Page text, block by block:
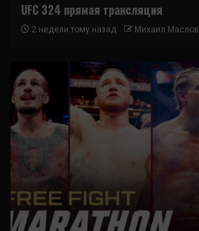
UFC 324 прямая трансляция
2 недели тому назад Михаил Маслов